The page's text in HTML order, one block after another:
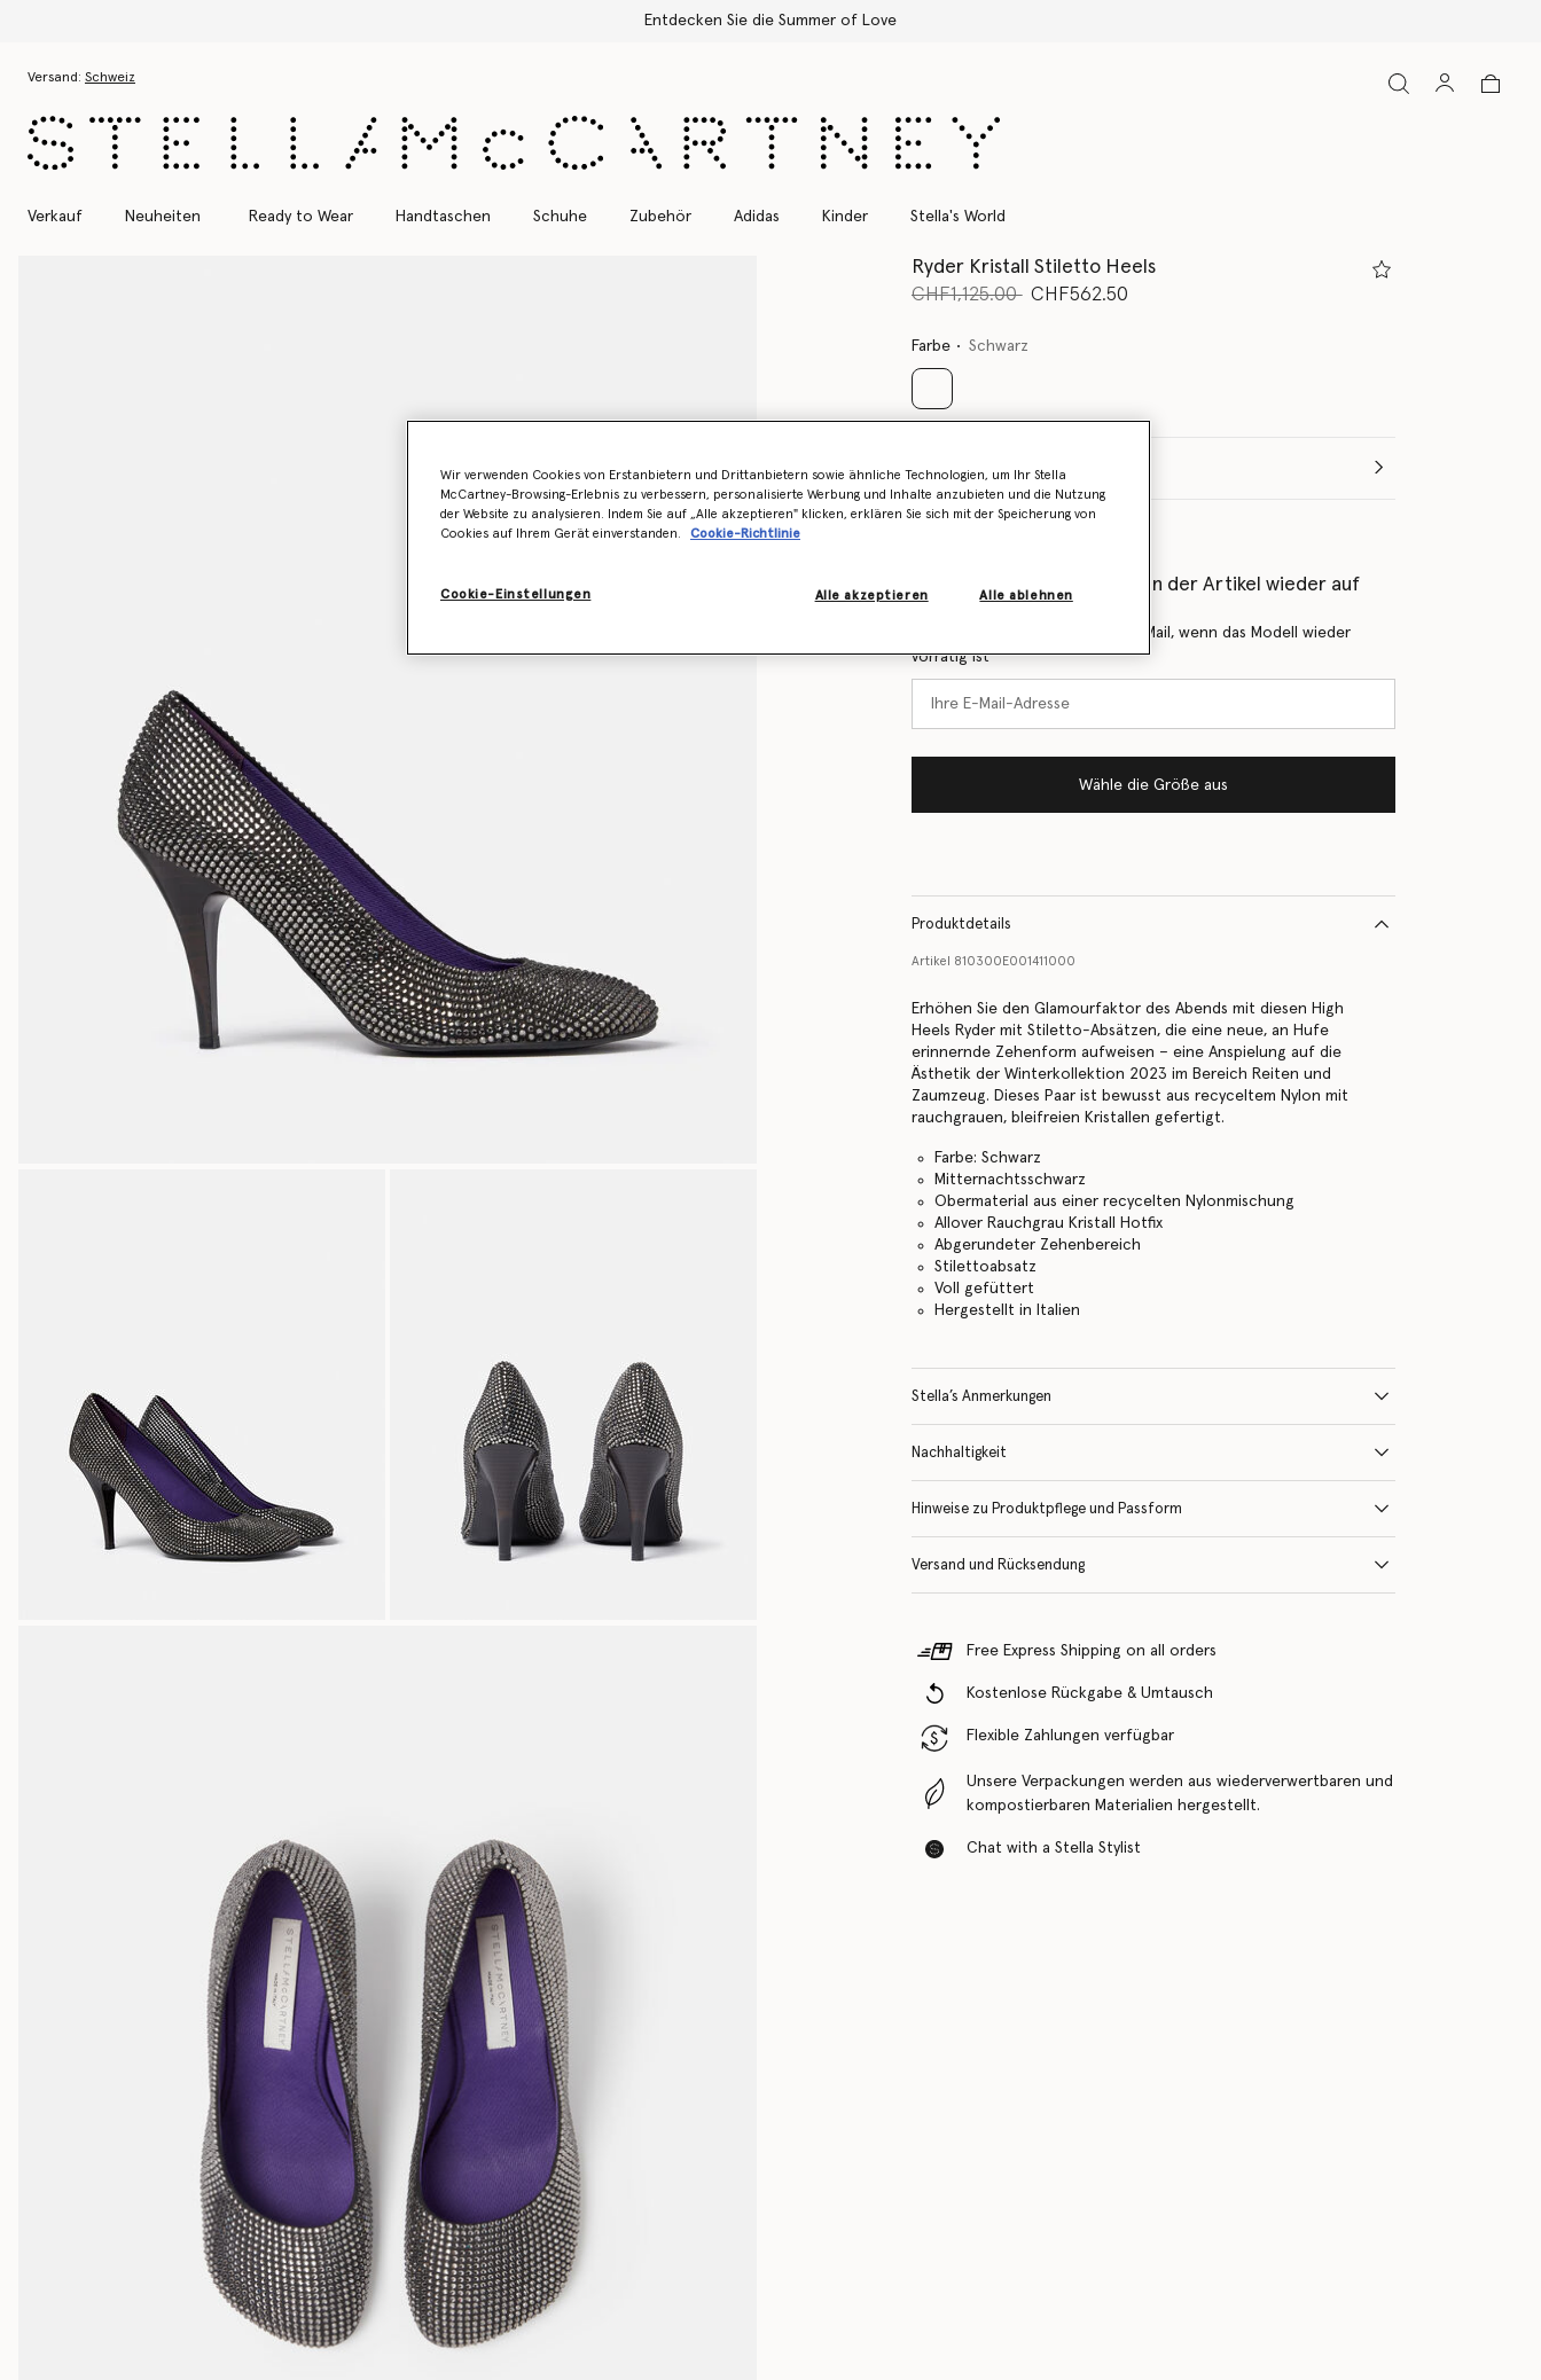
Entdecken Sie die Summer of Love
Versand: Schweiz
Verkauf Neuheiten Ready to Wear Handtaschen Schuhe Zubehör Adidas Kinder Stella's World
Ryder Kristall Stiletto Heels
Preis reduziert von
CHF1,125.00bis
CHF562.50
Farbe Schwarz
ausgewählt
Erfahren Sie als Erstes, wenn der Artikel wieder auf
Lager ist
Benachrichtigen Sie mich per E-Mail, wenn das Modell wieder
vorrätig ist
Wähle die Größe aus
Produktdetails
Artikel 810300E001411000
Erhöhen Sie den Glamourfaktor des Abends mit diesen High
Heels Ryder mit Stiletto-Absätzen, die eine neue, an Hufe
erinnernde Zehenform aufweisen – eine Anspielung auf die
Ästhetik der Winterkollektion 2023 im Bereich Reiten und
Zaumzeug. Dieses Paar ist bewusst aus recyceltem Nylon mit
rauchgrauen, bleifreien Kristallen gefertigt.
Farbe: Schwarz
Mitternachtsschwarz
Obermaterial aus einer recycelten Nylonmischung
Allover Rauchgrau Kristall Hotfix
Abgerundeter Zehenbereich
Stilettoabsatz
Voll gefüttert
Hergestellt in Italien
Stella’s Anmerkungen
Nachhaltigkeit
Hinweise zu Produktpflege und Passform
Versand und Rücksendung
Free Express Shipping on all orders
Kostenlose Rückgabe & Umtausch
Flexible Zahlungen verfügbar
Unsere Verpackungen werden aus wiederverwertbaren und
kompostierbaren Materialien hergestellt.
Chat with a Stella Stylist
Wir verwenden Cookies von Erstanbietern und Drittanbietern sowie ähnliche Technologien, um Ihr Stella
McCartney-Browsing-Erlebnis zu verbessern, personalisierte Werbung und Inhalte anzubieten und die Nutzung
der Website zu analysieren. Indem Sie auf „Alle akzeptieren" klicken, erklären Sie sich mit der Speicherung von
Cookies auf Ihrem Gerät einverstanden.
Cookie-Richtlinie
Cookie-Einstellungen Alle ablehnen
Alle akzeptieren